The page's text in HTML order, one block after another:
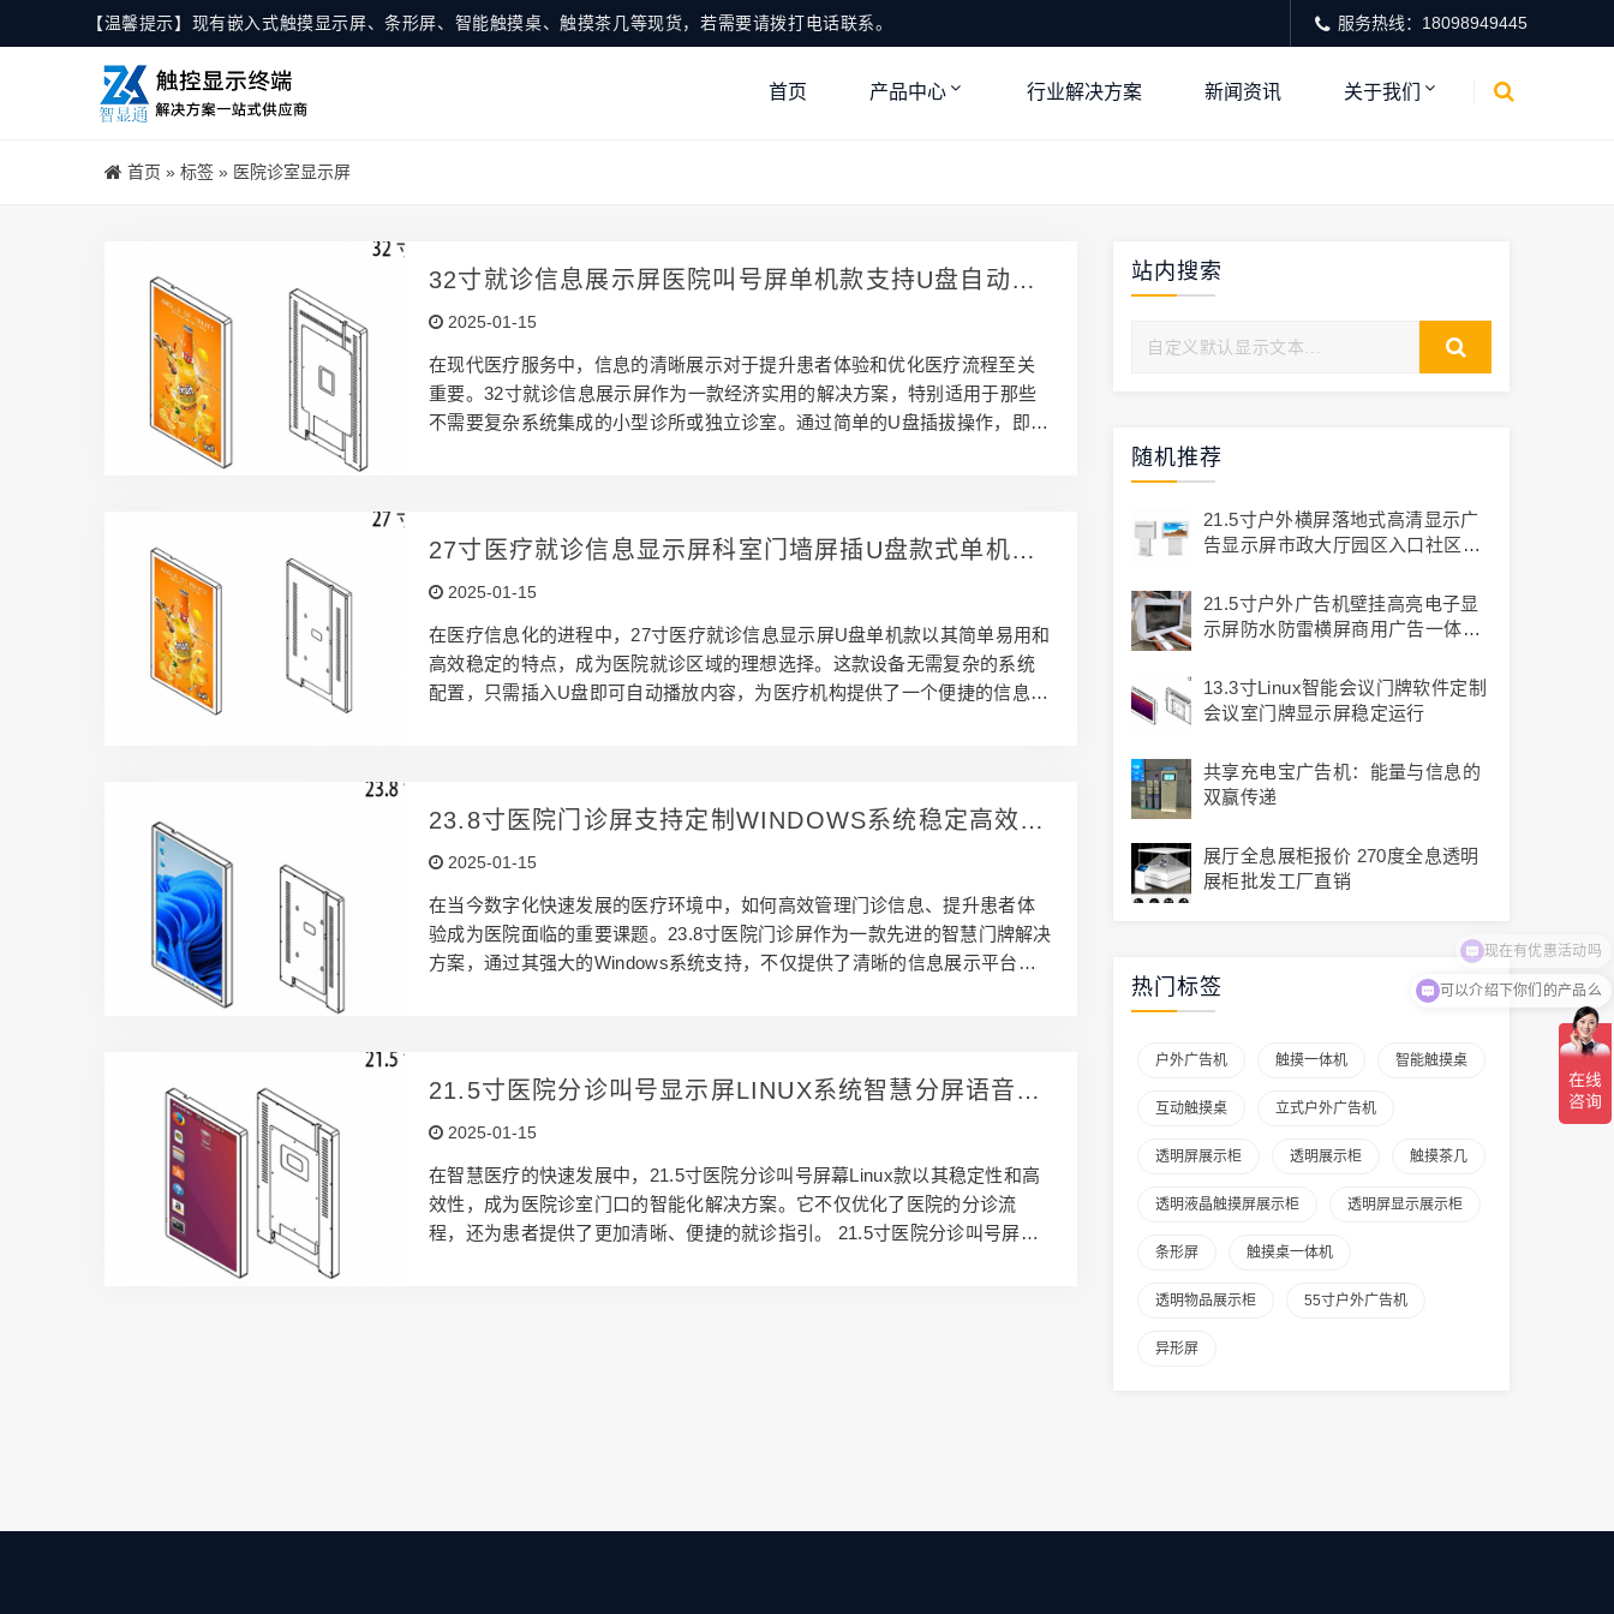
【温馨提示】现有嵌入式触摸显示屏、条形屏、智能触摸桌、触摸茶几等现货，若需要请拨打电话联系。 服务热线：18098949445
首页 产品中心 行业解决方案 新闻资讯 关于我们
首页 » 标签 » 医院诊室显示屏
32寸就诊信息展示屏医院叫号屏单机款支持U盘自动播
放定时开关机
2025-01-15
在现代医疗服务中，信息的清晰展示对于提升患者体验和优化医疗流程至关
重要。32寸就诊信息展示屏作为一款经济实用的解决方案，特别适用于那些
不需要复杂系统集成的小型诊所或独立诊室。通过简单的U盘插拔操作，即可
提供清晰的视觉效果，耐磨耐刮的表面处理使得设备更加耐用。超薄机身设
计和隐藏走线方案不仅美观大方，还能有效减少空间占用。尽管这款产品不
支持无线wifi连接，但其具备定时开关机功能，可以预设开机和…
27寸医疗就诊信息显示屏科室门墙屏插U盘款式单机显
示器厂家供应
2025-01-15
在医疗信息化的进程中，27寸医疗就诊信息显示屏U盘单机款以其简单易用和
高效稳定的特点，成为医院就诊区域的理想选择。这款设备无需复杂的系统
配置，只需插入U盘即可自动播放内容，为医疗机构提供了一个便捷的信息展
种配色，医院可以根据就诊区域的整体色调选择最适合的颜色，进一步提升
环境的美观度。隐藏走线设计使得设备安装后更加整洁，避免了杂乱线缆对
视觉的干扰，为患者和医护人员营造了一个清爽、舒适的就诊环…
23.8寸医院门诊屏支持定制WINDOWS系统稳定高效诊
室屏幕
2025-01-15
在当今数字化快速发展的医疗环境中，如何高效管理门诊信息、提升患者体
验成为医院面临的重要课题。23.8寸医院门诊屏作为一款先进的智慧门牌解决
方案，通过其强大的Windows系统支持，不仅提供了清晰的信息展示平台，
者能够即时看清屏幕，提升视觉观感。超薄机身设计和隐藏走线方案不仅美
观大方，还能有效减少空间占用，给本来空间就紧凑的医院留出更多区域。
它还支持无线wifi连接和远程管理，让医院运营…
21.5寸医院分诊叫号显示屏LINUX系统智慧分屏语音对
话呼叫医生
2025-01-15
在智慧医疗的快速发展中，21.5寸医院分诊叫号屏幕Linux款以其稳定性和高
效性，成为医院诊室门口的智能化解决方案。它不仅优化了医院的分诊流
程，还为患者提供了更加清晰、便捷的就诊指引。 21.5寸医院分诊叫号屏幕Li
站内搜索
随机推荐
21.5寸户外横屏落地式高清显示广
告显示屏市政大厅园区入口社区公
21.5寸户外广告机壁挂高亮电子显
示屏防水防雷横屏商用广告一体机
13.3寸Linux智能会议门牌软件定制
会议室门牌显示屏稳定运行
共享充电宝广告机：能量与信息的
双赢传递
展厅全息展柜报价 270度全息透明
展柜批发工厂直销
热门标签
户外广告机 触摸一体机 智能触摸桌
互动触摸桌 立式户外广告机
透明屏展示柜 透明展示柜 触摸茶几
透明液晶触摸屏展示柜 透明屏显示展示柜
条形屏 触摸桌一体机
透明物品展示柜 55寸户外广告机
异形屏
可以介绍下你们的产品么